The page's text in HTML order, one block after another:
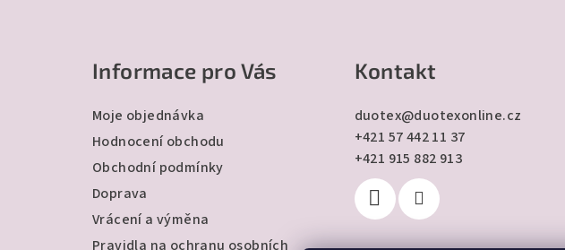
Informace pro Vás
Moje objednávka
Hodnocení obchodu
Obchodní podmínky
Doprava
Vrácení a výměna
Pravidla na ochranu osobních
Kontakt
duotex@duotexonline.cz
+421 57 442 11 37
+421 915 882 913